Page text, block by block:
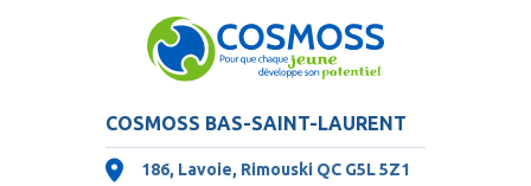
COSMOSS BAS-SAINT-LAURENT
186, Lavoie, Rimouski QC G5L 5Z1